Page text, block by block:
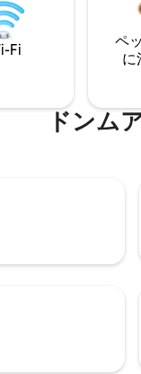
Fi
ペ
に
ドンム